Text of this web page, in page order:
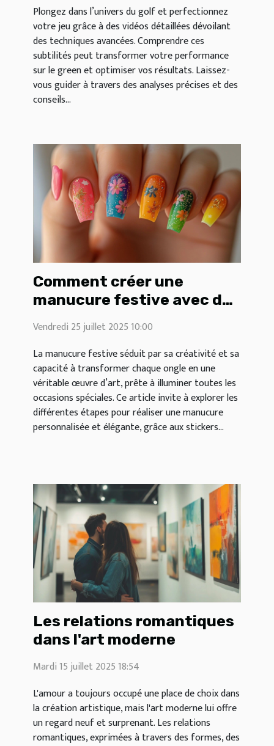
Plongez dans l’univers du golf et perfectionnez
votre jeu grâce à des vidéos détaillées dévoilant
des techniques avancées. Comprendre ces
subtilités peut transformer votre performance
sur le green et optimiser vos résultats. Laissez-
vous guider à travers des analyses précises et des
conseils...
Comment créer une
manucure festive avec des
stickers thématiques ?
Vendredi 25 juillet 2025 10:00
La manucure festive séduit par sa créativité et sa
capacité à transformer chaque ongle en une
véritable œuvre d’art, prête à illuminer toutes les
occasions spéciales. Ce article invite à explorer les
différentes étapes pour réaliser une manucure
personnalisée et élégante, grâce aux stickers...
Les relations romantiques
dans l'art moderne
Mardi 15 juillet 2025 18:54
L'amour a toujours occupé une place de choix dans
la création artistique, mais l'art moderne lui offre
un regard neuf et surprenant. Les relations
romantiques, exprimées à travers des formes, des